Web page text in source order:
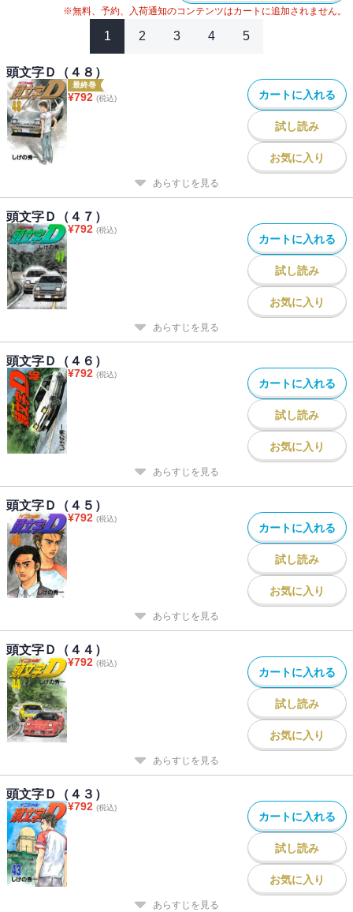
※無料、予約、入荷通知のコンテンツはカートに追加されません。
1 2 3 4 5
頭文字Ｄ（４８）
最終巻
¥792 (税込) カートに入れる
試し読み
お気に入り
あらすじを見る
頭文字Ｄ（４７）
¥792 (税込)
カートに入れる
試し読み
お気に入り
あらすじを見る
頭文字Ｄ（４６）
¥792 (税込)
カートに入れる
試し読み
お気に入り
あらすじを見る
頭文字Ｄ（４５）
¥792 (税込)
カートに入れる
試し読み
お気に入り
あらすじを見る
頭文字Ｄ（４４）
¥792 (税込)
カートに入れる
試し読み
お気に入り
あらすじを見る
頭文字Ｄ（４３）
¥792 (税込)
カートに入れる
試し読み
お気に入り
あらすじを見る